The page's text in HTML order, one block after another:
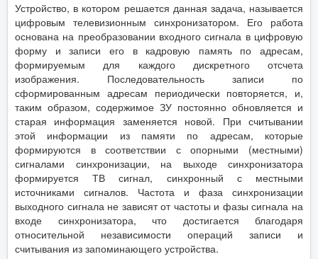
Устройство, в котором решается данная задача, называется
цифровым телевизионным синхронизатором. Его работа
основана на преобразовании входного сигнала в цифровую
форму и записи его в кадровую память по адресам,
формируемым для каждого дискретного отсчета
изображения. Последовательность записи по
сформированным адресам периодически повторяется, и,
таким образом, содержимое ЗУ постоянно обновляется и
старая информация заменяется новой. При считывании
этой информации из памяти по адресам, которые
формируются в соответствии с опорными (местными)
сигналами синхронизации, на выходе синхронизатора
формируется ТВ сигнал, синхронный с местными
источниками сигналов. Частота и фаза синхронизации
выходного сигнала не зависят от частоты и фазы сигнала на
входе синхронизатора, что достигается благодаря
относительной независимости операций записи и
считывания из запоминающего устройства.